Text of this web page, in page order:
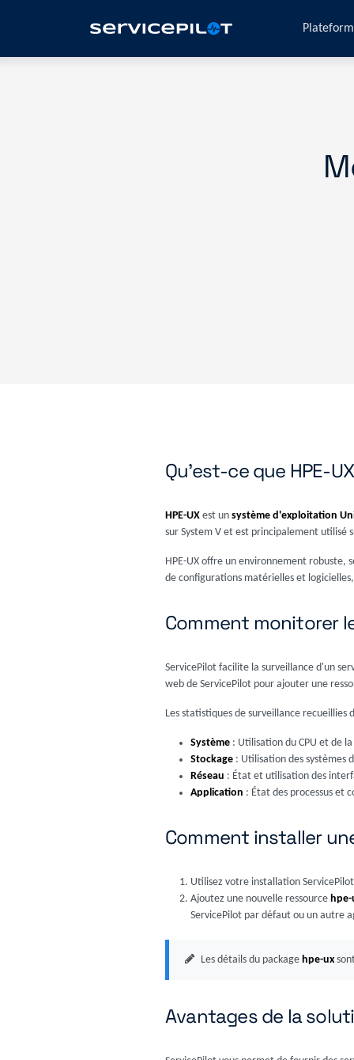
Qu'est-ce que HPE-
HPE-UX est un système d'exploitation
sur System V et est principalement utilisé
HPE-UX offre un environnement
de configurations matérielles et
Comment monitorer
ServicePilot facilite la surveillance d'un
web de ServicePilot pour ajouter une
Les statistiques de surveillance recueillies
Système : Utilisation du CPU et de
Stockage : Utilisation des systèmes
Réseau : État et utilisation des
Application : État des processus et
Comment installer
Utilisez votre installation
Ajoutez une nouvelle ressource hpe-
ServicePilot par défaut ou un autre
Les détails du package hpe-ux
Avantages de la